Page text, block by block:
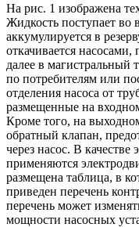
На рис. 1 изображена
Жидкость поступает во
аккумулируется в
откачивается
далее в магистральный
по потребителям или
отделения насоса от
размещенные на
Кроме того, на
обратный клапан,
через насос. В
применяются
размещена таблица, в
приведен перечень
перечень может
мощности насосных